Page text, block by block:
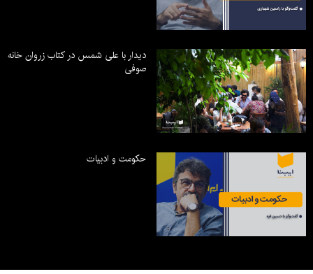
دیدار با علی شمس در کتاب زروان خانه
صوفی
حکومت و ادبیات